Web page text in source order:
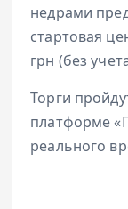
недрами
стартовая
грн (без
Торги
платформе
реального